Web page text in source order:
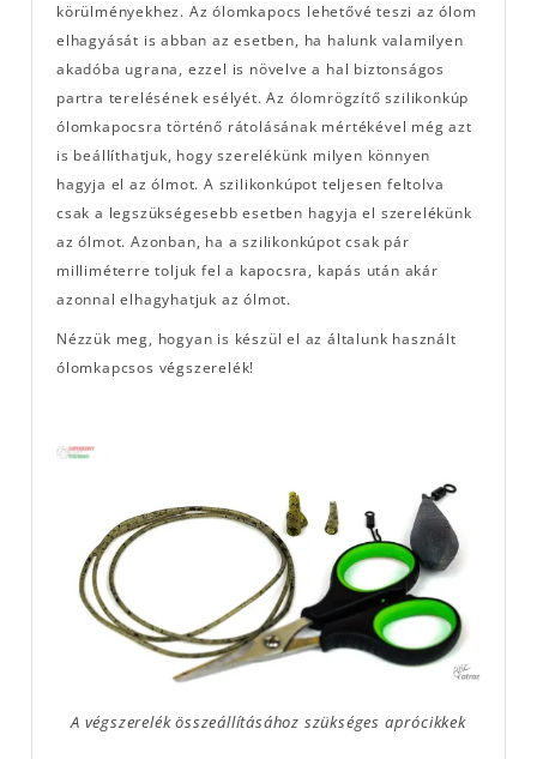
körülményekhez. Az ólomkapocs lehetővé teszi az ólom
elhagyását is abban az esetben, ha halunk valamilyen
akadóba ugrana, ezzel is növelve a hal biztonságos
partra terelésének esélyét. Az ólomrögzítő szilikonkúp
ólomkapocsra történő rátolásának mértékével még azt
is beállíthatjuk, hogy szerelékünk milyen könnyen
hagyja el az ólmot. A szilikonkúpot teljesen feltolva
csak a legszükségesebb esetben hagyja el szerelékünk
az ólmot. Azonban, ha a szilikonkúpot csak pár
milliméterre toljuk fel a kapocsra, kapás után akár
azonnal elhagyhatjuk az ólmot.
Nézzük meg, hogyan is készül el az általunk használt
ólomkapcsos végszerelék!
A végszerelék összeállításához szükséges aprócikkek